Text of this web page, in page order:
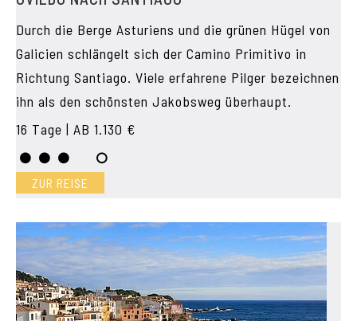
Durch die Berge Asturiens und die grünen Hügel von
Galicien schlängelt sich der Camino Primitivo in
Richtung Santiago. Viele erfahrene Pilger bezeichnen
ihn als den schönsten Jakobsweg überhaupt.
16 Tage | AB 1.130 €
ZUR REISE